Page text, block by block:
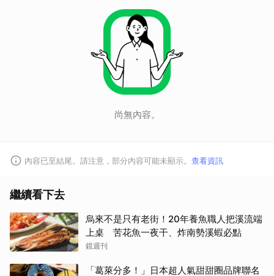
尚無內容。
內容已至結尾。請注意，部分內容可能未顯示。 查看資訊
繼續看下去
烏來不是只有老街！20年養魚職人把溪流端
上桌 苦花魚一夜干、炸南勢溪蝦必點
鏡週刊
「葛萊分多！」日本超人氣甜甜圈品牌聯名